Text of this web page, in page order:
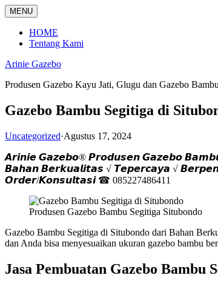
Langsung
ke
konten
MENU
HOME
Tentang Kami
Arinie Gazebo
Produsen Gazebo Kayu Jati, Glugu dan Gazebo
Gazebo Bambu Segitiga di
Uncategorized·Agustus 17, 2024
𝘼𝙧𝙞𝙣𝙞𝙚 𝙂𝙖𝙯𝙚𝙗𝙤® 𝙋𝙧𝙤𝙙𝙪𝙨𝙚𝙣 𝙂𝙖𝙯𝙚𝙗𝙤
𝘽𝙖𝙝𝙖𝙣 𝘽𝙚𝙧𝙠𝙪𝙖𝙡𝙞𝙩𝙖𝙨 √ 𝙏𝙚𝙥𝙚𝙧𝙘𝙖𝙮𝙖 √
𝙊𝙧𝙙𝙚𝙧/𝙆𝙤𝙣𝙨𝙪𝙡𝙩𝙖𝙨𝙞 ☎ 085227486411
Produsen Gazebo Bambu Segitiga Situbondo
Gazebo Bambu Segitiga di Situbondo dari Bahan
dan Anda bisa menyesuaikan ukuran gazebo bambu
Jasa Pembuatan Gazebo Bambu